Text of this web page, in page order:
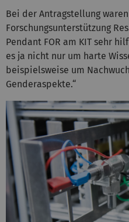
Bei der Antragstellung
Forschungsunterstützung
Pendant FOR am KIT sehr
es ja nicht nur um harte
beispielsweise um
Genderaspekte.“